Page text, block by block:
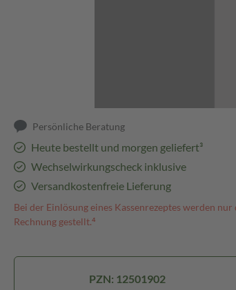
Persönliche Beratung
Heute bestellt und morgen geliefert³
Wechselwirkungscheck inklusive
Versandkostenfreie Lieferung
Bei der Einlösung eines Kassenrezeptes werden
Rechnung gestellt.⁴
PZN: 12501902